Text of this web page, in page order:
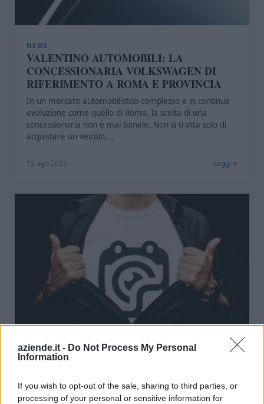
aziende.it - Do Not Process My Personal
Information
If you wish to opt-out of the sale, sharing to third parties, or
processing of your personal or sensitive information for
NEWS
VALENTINO AUTOMOBILI: LA
CONCESSIONARIA VOLKSWAGEN DI
RIFERIMENTO A ROMA E PROVINCIA
In un mercato automobilistico complesso e in continua
evoluzione come quello di Roma, la scelta di una
concessionaria non è mai banale. Non si tratta solo di
acquistare un veicolo,…
12 ago 2025 Leggi
GUIDE RAPIDE